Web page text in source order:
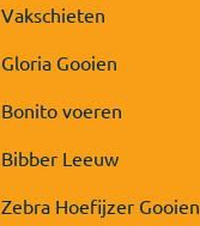
Vakschieten
Gloria Gooien
Bonito voeren
Bibber Leeuw
Zebra Hoefijzer Gooien